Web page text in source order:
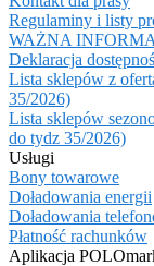
Regulaminy i listy
WAŻNA
Deklaracja
Lista sklepów z
35/2026)
Lista sklepów
do tydz 35/2026)
Usługi
Bony towarowe
Doładowania energii
Doładowania
Płatność rachunków
Aplikacja